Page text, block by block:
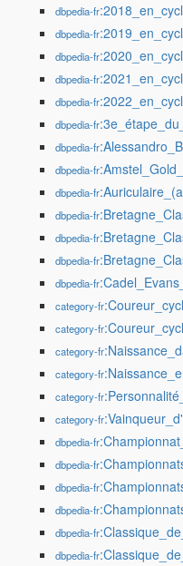
dbpedia-fr
dbpedia-fr
dbpedia-fr
dbpedia-fr
dbpedia-fr
dbpedia-fr
dbpedia-fr
dbpedia-fr
dbpedia-fr
dbpedia-fr
dbpedia-fr
dbpedia-fr
dbpedia-fr
category-fr
category-fr
category-fr
category-fr
category-fr
category-fr
dbpedia-fr
dbpedia-fr
dbpedia-fr
dbpedia-fr
dbpedia-fr
dbpedia-fr